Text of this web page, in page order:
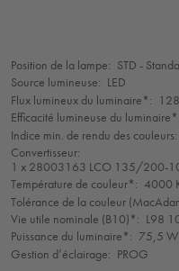
Sélection
de
mode
Position de la lampe: STD -
Source lumineuse: LED
Flux lumineux du luminaire*:
Efficacité lumineuse du
Indice min. de rendu des couleurs:
Convertisseur:
1 x 28003163 LCO 135/200-
Température de couleur*: 4000
Tolérance de la couleur
Vie utile nominale (B10)*: L98
Puissance du luminaire*: 75,5 W
Gestion d’éclairage: PROG